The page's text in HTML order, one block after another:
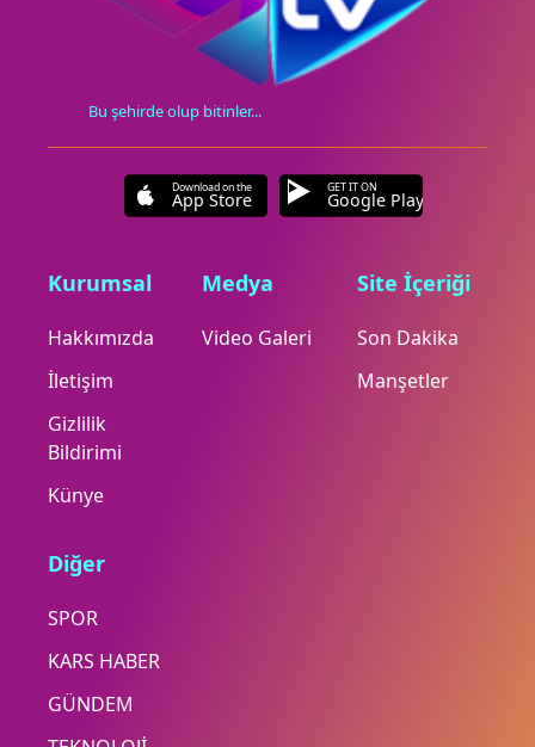
Bu şehirde olup bitinler...
Download on the
App Store
GET IT ON
Google Play
Kurumsal
Hakkımızda
İletişim
Gizlilik
Bildirimi
Künye
Medya
Video Galeri
Site İçeriği
Son Dakika
Manşetler
Diğer
SPOR
KARS HABER
GÜNDEM